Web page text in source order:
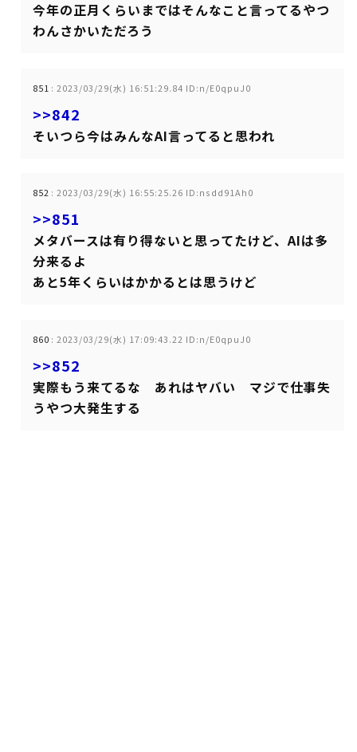
今年の正月くらいまではそんなこと言ってるやつ
わんさかいただろう
851 : 2023/03/29(水) 16:51:29.84 ID:n/E0qpuJ0
>>842
そいつら今はみんなAI言ってると思われ
852 : 2023/03/29(水) 16:55:25.26 ID:nsdd91Ah0
>>851
メタバースは有り得ないと思ってたけど、AIは多
分来るよ
あと5年くらいはかかるとは思うけど
860 : 2023/03/29(水) 17:09:43.22 ID:n/E0qpuJ0
>>852
実際もう来てるな あれはヤバい マジで仕事失
うやつ大発生する